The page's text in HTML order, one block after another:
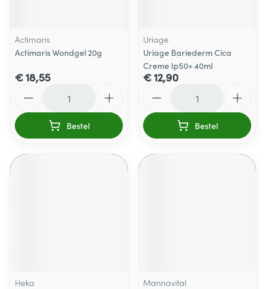
Actimaris
Actimaris Wondgel 20g
€ 18,55
Bestel
Uriage
Uriage Bariederm Cica
Creme Ip50+ 40ml
€ 12,90
Bestel
Heka
Mannavital